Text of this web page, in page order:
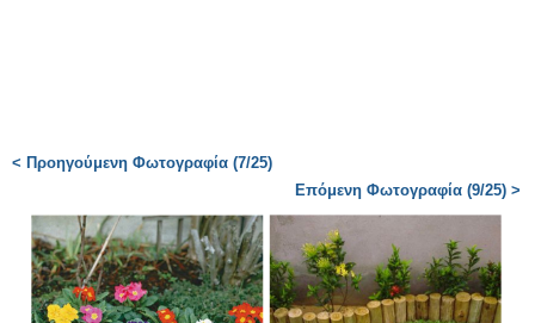
< Προηγούμενη Φωτογραφία (7/25)
Επόμενη Φωτογραφία (9/25) >